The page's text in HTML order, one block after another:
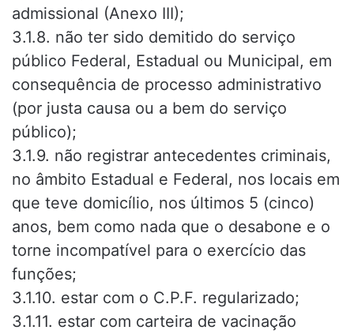
admissional (Anexo III);
3.1.8. não ter sido demitido do serviço
público Federal, Estadual ou Municipal, em
consequência de processo administrativo
(por justa causa ou a bem do serviço
público);
3.1.9. não registrar antecedentes criminais,
no âmbito Estadual e Federal, nos locais em
que teve domicílio, nos últimos 5 (cinco)
anos, bem como nada que o desabone e o
torne incompatível para o exercício das
funções;
3.1.10. estar com o C.P.F. regularizado;
3.1.11. estar com carteira de vacinação